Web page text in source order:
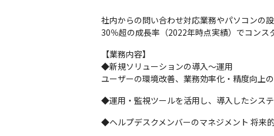
社内からの問い合わせ対応業務やパソコンの
30％超の成長率（2022年時点実績）でコンス
【業務内容】
◆新規ソリューションの導入～運用
ユーザーの環境改善、業務効率化・精度向上
◆運用・監視ツールを活用し、導入したシス
◆ヘルプデスクメンバーのマネジメント 将来